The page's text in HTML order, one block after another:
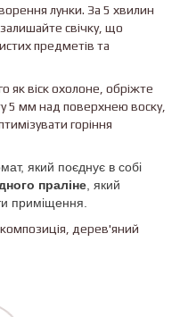
лунки. За 5 хвилин
свічку, що
предметів та
як віск охолоне, обріжте
5 мм над поверхнею воску,
горіння
який поєднує в собі
праліне, який
приміщення.
дерев'яний